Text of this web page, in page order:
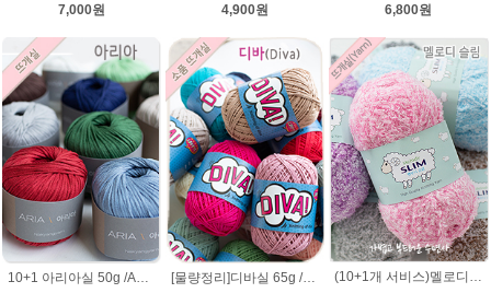
7,000원
4,900원
6,800원
10+1 아리아실 50g /ARIA 가죽느낌실 아리아 뜨개실/가방뜨개실/모자실/여름실
[물량정리]디바실 65g /DIVA 디바뜨개실/가방뜨개실/모자실/펠프실/모자뜨기/여름실/나뭇잎가방뜨개실/가방실/디바뜨개실
(10+1개 서비스)멜로디 슬림 (부드러운 수면사, 아기뜨개실)